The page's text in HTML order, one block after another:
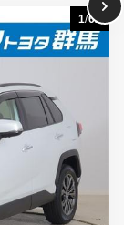
1/62